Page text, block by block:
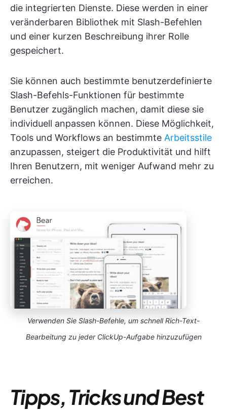
die integrierten Dienste. Diese werden in einer
veränderbaren Bibliothek mit Slash-Befehlen
und einer kurzen Beschreibung ihrer Rolle
gespeichert.
Sie können auch bestimmte benutzerdefinierte
Slash-Befehls-Funktionen für bestimmte
Benutzer zugänglich machen, damit diese sie
individuell anpassen können. Diese Möglichkeit,
Tools und Workflows an bestimmte Arbeitsstile
anzupassen, steigert die Produktivität und hilft
Ihren Benutzern, mit weniger Aufwand mehr zu
erreichen.
Verwenden Sie Slash-Befehle, um schnell Rich-Text-
Bearbeitung zu jeder ClickUp-Aufgabe hinzuzufügen
Tipps, Tricks und Best